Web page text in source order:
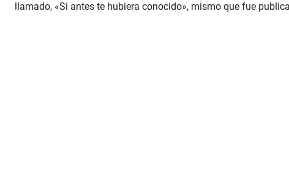
llamado, «Si antes te hubiera conocido», mismo que fue